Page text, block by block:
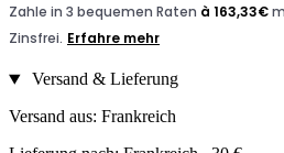
Versand & Lieferung
Versand aus: Frankreich